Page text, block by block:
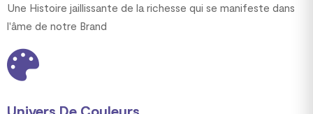
Une Histoire jaillissante de la richesse qui se manifeste dans
l'âme de notre Brand
Univers De Couleurs